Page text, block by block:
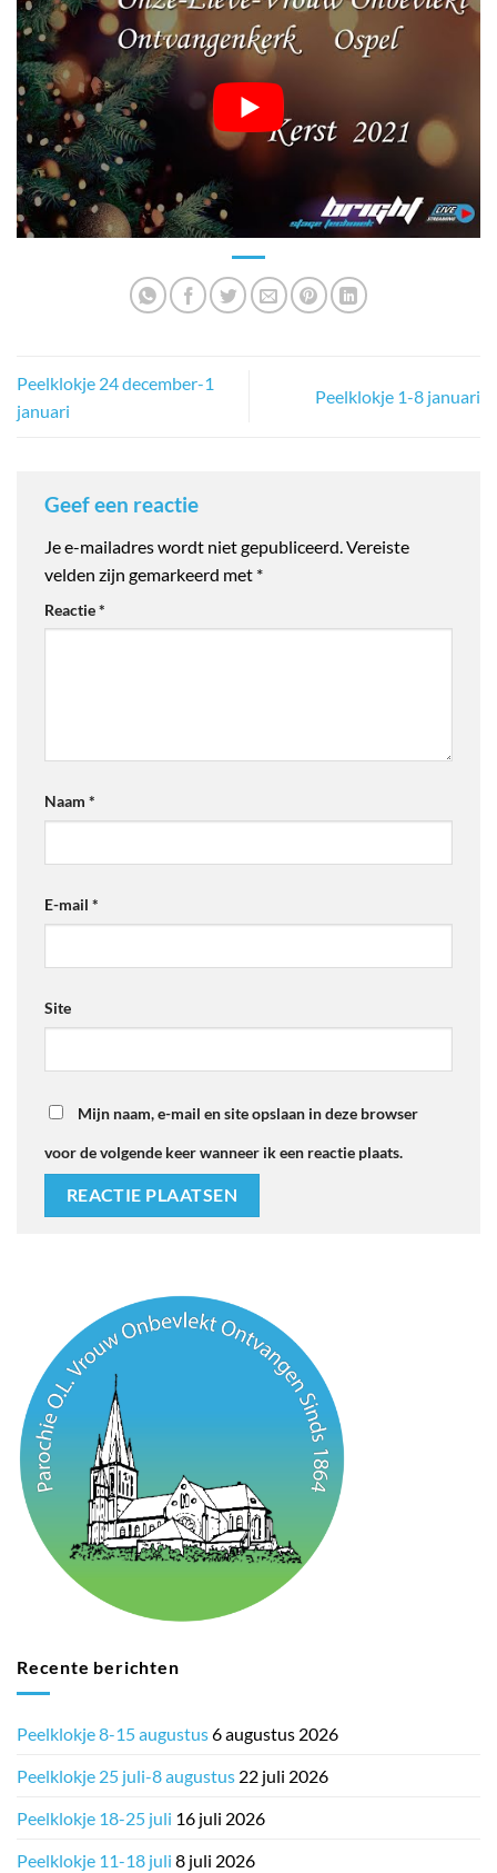
Peelklokje 24 december-1
januari
Peelklokje 1-8 januari
Geef een reactie
Je e-mailadres wordt niet gepubliceerd. Vereiste
velden zijn gemarkeerd met *
Reactie*
Naam *
E-mail *
Site
Mijn naam, e-mail en site opslaan in deze browser
voor de volgende keer wanneer ik een reactie plaats.
Recente berichten
Peelklokje 8-15 augustus6 augustus 2026
Peelklokje 25 juli-8 augustus 22 juli 2026
Peelklokje 18-25 juli 16 juli 2026
Peelklokje 11-18 juli 8 juli 2026